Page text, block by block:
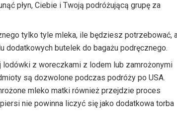
płyn, Ciebie i Twoją podróżującą grupę za
tylko tyle mleka, ile będziesz potrzebować,
dodatkowych butelek do bagażu podręcznego.
z woreczkami z lodem lub zamrożonymi
są dozwolone podczas podróży po USA.
mleko matki również przejdzie proces
nie powinna liczyć się jako dodatkowa torba